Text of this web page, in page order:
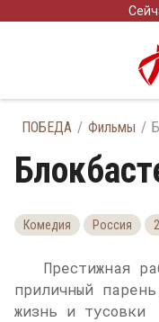
ПОБЕДА Фильмы
Комедия Россия
Престижная
приличный
жизнь и тусовки